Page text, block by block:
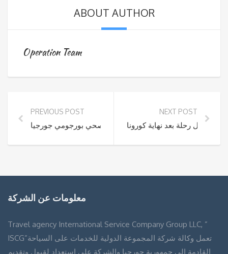
ABOUT AUTHOR
Operation Team
PREVIOUS POST
المنتجع الصحي بورجومي جورجيا
NEXT POST
أفضل رحلة بعد نهاية كورونا
معلومات عن الشركة
Travel agency International Service Company Group LLC, ”
ISCG”تعمل وكالة شركة المجموعة الدولية للخدمات على السياحة
القادمة إلى جمهورية جورجيا والشركة على استعداد لقبول وتقديم